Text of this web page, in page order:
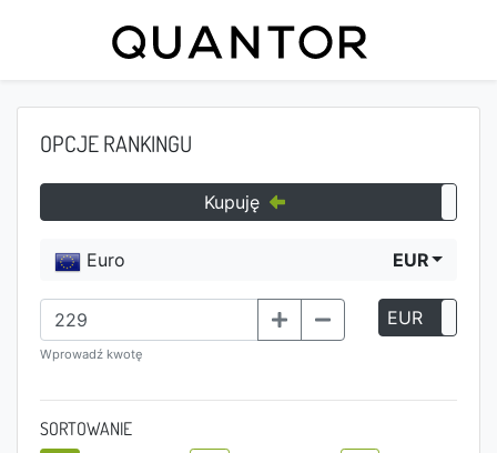
OPCJE RANKINGU
Kupuję
Euro EUR
Wprowadź kwotę
EUR
SORTOWANIE